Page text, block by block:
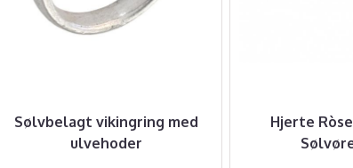
Sølvbelagt vikingring med
ulvehoder
Hjerte